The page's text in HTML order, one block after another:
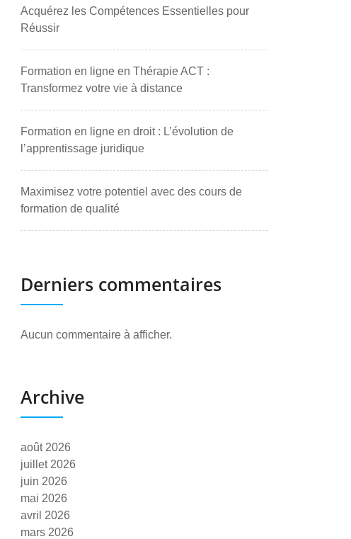
Acquérez les Compétences Essentielles pour
Réussir
Formation en ligne en Thérapie ACT :
Transformez votre vie à distance
Formation en ligne en droit : L’évolution de
l’apprentissage juridique
Maximisez votre potentiel avec des cours de
formation de qualité
Derniers commentaires
Aucun commentaire à afficher.
Archive
août 2026
juillet 2026
juin 2026
mai 2026
avril 2026
mars 2026